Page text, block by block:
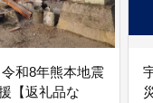
和8年熊本地震
【返礼品な